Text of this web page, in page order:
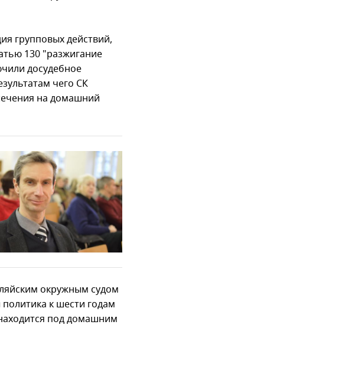
групповых действий,
130 "разжигание
досудебное
чего СК
на домашний
окружным судом
к шести годам
под домашним